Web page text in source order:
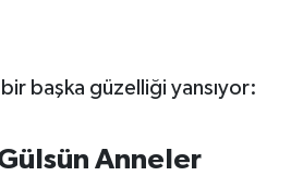
bir başka güzelliği yansıyor:
Anneler